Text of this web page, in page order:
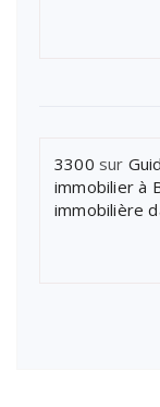
3300 sur
immobilier à
immobilière